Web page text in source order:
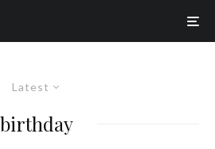
Latest
birthday